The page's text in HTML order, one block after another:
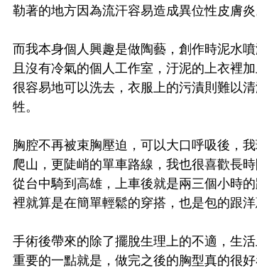
勒著的地方因為流汗容易造成異位性皮膚炎
而我本身個人興趣是做陶藝，創作時泥水
且沒有冷氣的個人工作室，汙泥的上衣裡
很容易地可以洗去，衣服上的污漬則難以
牲。
胸腔不再被束胸壓迫，可以大口呼吸後，
爬山，更陡峭的單車路線，我也很喜歡長
從台中騎到高雄，上車後就是兩三個小時
裡就算是在簡單輕鬆的穿搭，也是包的跟
手術後帶來的除了擺脫生理上的不適，生
重要的一點就是，做完之後的胸型真的很